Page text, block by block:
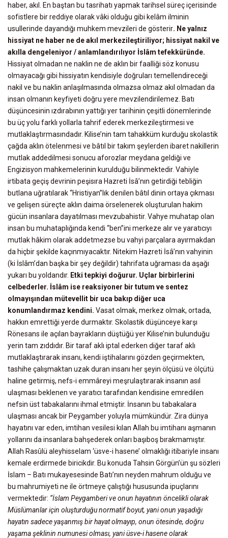
haber, akıl. En baştan bu tasrihatı yapmak tarihsel süreç içerisinde
sofistlere bir reddiye olarak vâki olduğu gibi kelâm ilminin
usullerinde dayandığı muhkem mevzileri de gösterir. Ne yalnız
hissiyat ne haber ne de akıl merkezileştiriliyor; hissiyat nakil ve
akılla dengeleniyor / anlamlandırılıyor İslâm tefekküründe.
Hissiyat olmadan ne naklin ne de aklın bir faalliği söz konusu
olmayacağı gibi hissiyatın kendisiyle doğruları temellendireceği
nakil ve bu naklin anlaşılmasında olmazsa olmaz akıl olmadan da
insan olmanın keyfiyeti doğru yere mevzilendirilemez. Batı
düşüncesinin ızdırabının yattığı yer tarihinin çeşitli dönemlerinde
bu üç yolu farklı yollarla tahrif ederek merkezileştirmesi ve
mutlaklaştırmasındadır. Kilise’nin tam tahakküm kurduğu skolastik
çağda aklın ötelenmesi ve bâtıl bir takım şeylerden ibaret nakillerin
mutlak addedilmesi sonucu aforozlar meydana geldiği ve
Engizisyon mahkemelerinin kurulduğu bilinmektedir. Vahiyle
irtibata geçiş devrinin peşisıra Hazreti İsâ’nın getirdiği tebliğin
butlana uğratılarak “Hristiyan”lık denilen bâtıl dinin ortaya çıkması
ve gelişen süreçte aklın daima örselenerek oluşturulan hakim
gücün insanlara dayatılması mevzubahistir. Vahye muhatap olan
insan bu muhataplığında kendi “ben”ini merkeze alır ve yaratıcıyı
mutlak hâkim olarak addetmezse bu vahyi parçalara ayırmakdan
da hiçbir şekilde kaçınmıyacaktır. Nitekim Hazreti İsâ’nın vahyinin
(ki İslâm’dan başka bir şey değildir) tahrifata uğraması da aşağı
yukarı bu yoldandır. Etki tepkiyi doğurur. Uçlar birbirlerini
celbederler. İslâm ise reaksiyoner bir tutum ve sentez
olmayışından mütevellit bir uca bakıp diğer uca
konumlandırmaz kendini. Vasat olmak, merkez olmak, ortada,
hakkın emrettiği yerde durmaktır. Skolastik düşünceye karşı
Rönesans ile açılan bayrakların düştüğü yer Kilise’nin bulunduğu
yerin tam zıddıdır. Bir taraf aklı iptal ederken diğer taraf aklı
mutlaklaştırarak insanı, kendi iştihalarını gözden geçirmekten,
tashihe çalışmaktan uzak duran insanı her şeyin ölçüsü ve ölçütü
haline getirmiş, nefs-i emmâreyi meşrulaştırarak insanın asıl
ulaşması beklenen ve yaratıcı tarafından kendisine emredilen
nefsin üst tabakalarını ihmal etmiştir. İnsanın bu tabakalara
ulaşması ancak bir Peygamber yoluyla mümkündür. Zira dünya
hayatını var eden, imtihan vesilesi kılan Allah bu imtihanı aşmanın
yollarını da insanlara bahşederek onları başıboş bırakmamıştır.
Allah Rasûlü aleyhisselam ‘üsve-i hasene’ olmaklığı itibariyle insanı
kemale erdirmede biricikdir. Bu konuda Tahsin Görgün’ün şu sözleri
İslam – Batı mukayesesinde Batı’nın neyden mahrum olduğu ve
bu mahrumiyeti ne ile örtmeye çalıştığı hususunda ipuçlarını
vermektedir: “İslam Peygamberi ve onun hayatının öncelikli olarak
Müslümanlar için oluşturduğu normatif boyut, yani onun yaşadığı
hayatın sadece yaşanmış bir hayat olmayıp, onun ötesinde, doğru
yaşama şeklinin numunesi olması, yani üsve-i hasene olarak